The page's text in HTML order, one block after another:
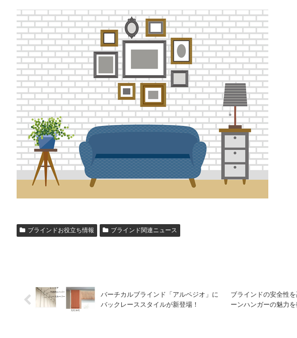
ブラインドお役立ち情報 ブラインド関連ニュース
バーチカルブラインド「アルペジオ」に
バックレーススタイルが新登場！
ブラインドの安全性
ーンハンガーの魅力を